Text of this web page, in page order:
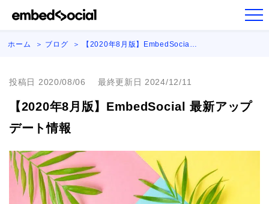
ホーム ブログ 【2020年8月版】EmbedSocia…
投稿日 2020/08/06 最終更新日 2024/12/11
【2020年8月版】EmbedSocial 最新アップ
デート情報